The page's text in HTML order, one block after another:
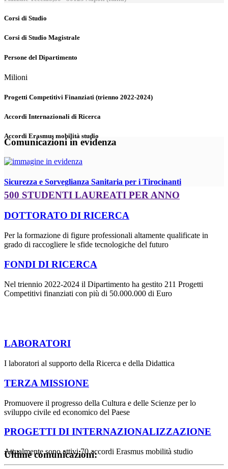
Corsi di Studio
Corsi di Studio Magistrale
Persone del Dipartimento
Milioni
Progetti Competitivi Finanziati (trienno 2022-2024)
Accordi Internazionali di Ricerca
Accordi Erasmus mobilità studio
Comunicazioni in evidenza
Sicurezza e Sorveglianza Sanitaria per i Tirocinanti
500 STUDENTI LAUREATI PER ANNO
DOTTORATO DI RICERCA
Per la formazione di figure professionali altamente qualificate in
grado di raccogliere le sfide tecnologiche del futuro
FONDI DI RICERCA
Nel triennio 2022-2024 il Dipartimento ha gestito 211 Progetti
Competitivi finanziati con più di 50.000.000 di Euro
LABORATORI
I laboratori al supporto della Ricerca e della Didattica
TERZA MISSIONE
Promuovere il progresso della Cultura e delle Scienze per lo
sviluppo civile ed economico del Paese
PROGETTI DI INTERNAZIONALIZZAZIONE
Attualmente sono attivi 70 accordi Erasmus mobilità studio
Ultime comunicazioni: